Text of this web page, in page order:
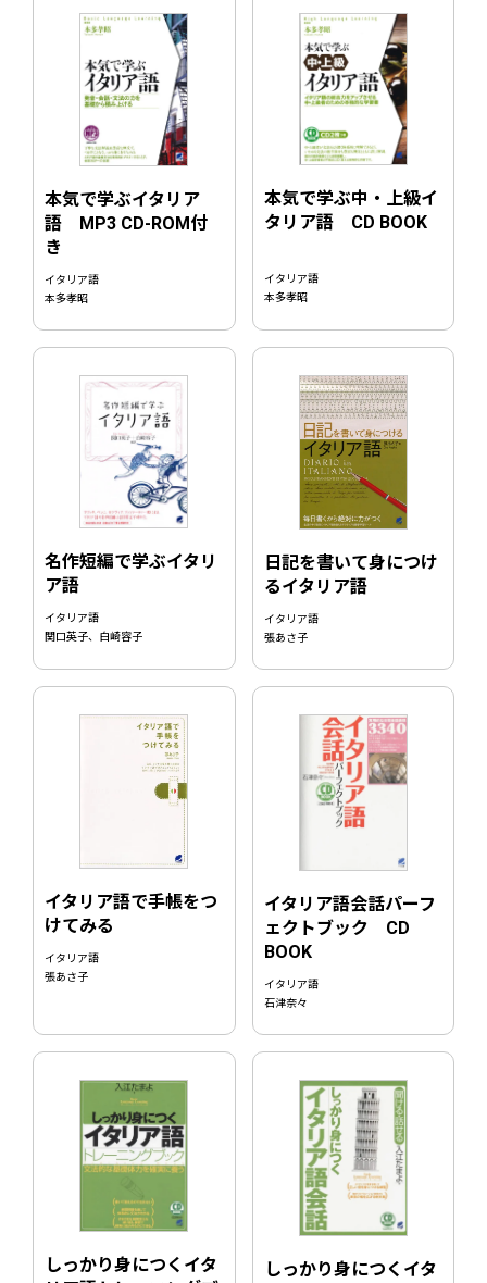
本気で学ぶイタリア
語 MP3 CD-ROM付
き
イタリア語
本多孝昭
本気で学ぶ中・上級イ
タリア語 CD BOOK
イタリア語
本多孝昭
名作短編で学ぶイタリ
ア語
イタリア語
関口英子、白崎容子
日記を書いて身につけ
るイタリア語
イタリア語
張あさ子
イタリア語で手帳をつ
けてみる
イタリア語
張あさ子
イタリア語会話パーフ
ェクトブック CD
BOOK
イタリア語
石津奈々
しっかり身につくイタ
しっかり身につくイタ